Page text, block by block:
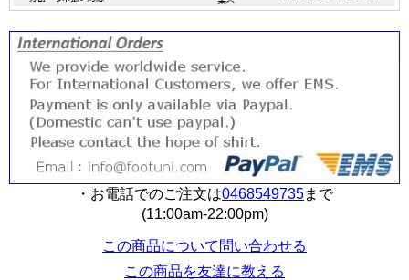
・お電話でのご注文は0468549735まで
(11:00am-22:00pm)
この商品について問い合わせる
この商品を友達に教える